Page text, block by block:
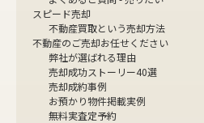
スピード売却
不動産買取という売却方法
不動産のご売却お任せください
弊社が選ばれる理由
売却成功ストーリー40選
売却成約事例
お預かり物件掲載実例
無料実査定予約